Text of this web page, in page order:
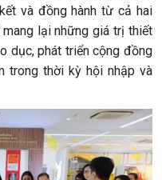
và đồng hành từ cả hai
lại những giá trị thiết
dục, phát triển cộng đồng
trong thời kỳ hội nhập và